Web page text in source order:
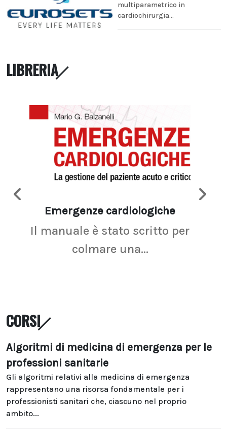
multiparametrico in
cardiochirurgia...
LIBRERIA
Emergenze cardiologiche
Il manuale è stato scritto per
colmare una...
CORSI
Algoritmi di medicina di emergenza per le
professioni sanitarie
Gli algoritmi relativi alla medicina di emergenza
rappresentano una risorsa fondamentale per i
professionisti sanitari che, ciascuno nel proprio
ambito...